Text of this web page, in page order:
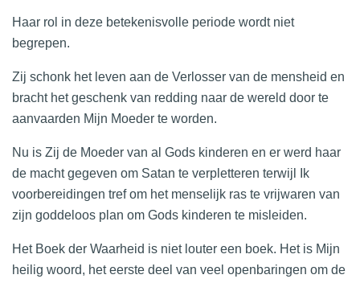
Haar rol in deze betekenisvolle periode wordt niet
begrepen.
Zij schonk het leven aan de Verlosser van de mensheid en
bracht het geschenk van redding naar de wereld door te
aanvaarden Mijn Moeder te worden.
Nu is Zij de Moeder van al Gods kinderen en er werd haar
de macht gegeven om Satan te verpletteren terwijl Ik
voorbereidingen tref om het menselijk ras te vrijwaren van
zijn goddeloos plan om Gods kinderen te misleiden.
Het Boek der Waarheid is niet louter een boek. Het is Mijn
heilig woord, het eerste deel van veel openbaringen om de